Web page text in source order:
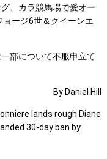
、カラ競馬場で愛オー
ージ6世＆クイーンエ
部について不服申立て
By Daniel Hill
lands rough Diane
30-day ban by